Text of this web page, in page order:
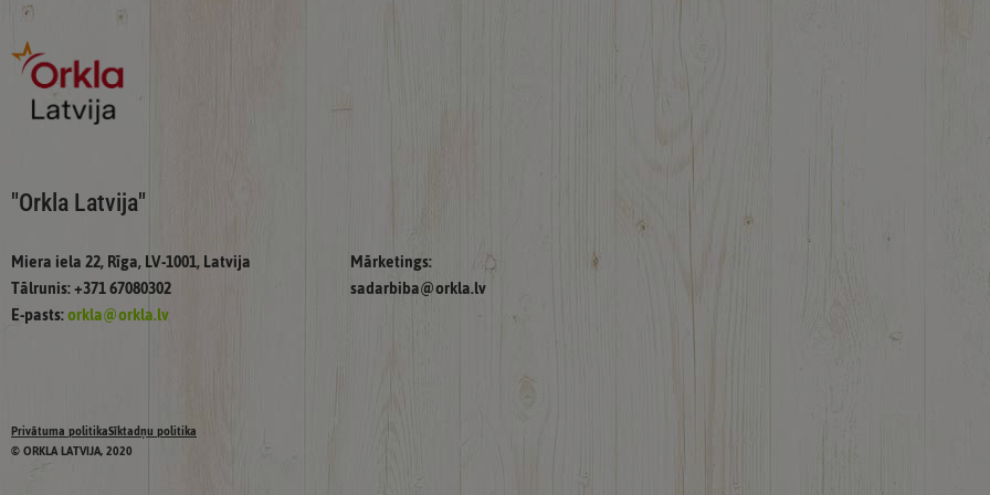
"Orkla Latvija"
Miera iela 22, Rīga, LV-1001, Latvija
Tālrunis: +371 67080302
E-pasts:orkla@orkla.lv
Mārketings:
sadarbiba@orkla.lv
Privātuma politikaSīktadņu politika
© ORKLA LATVIJA, 2020